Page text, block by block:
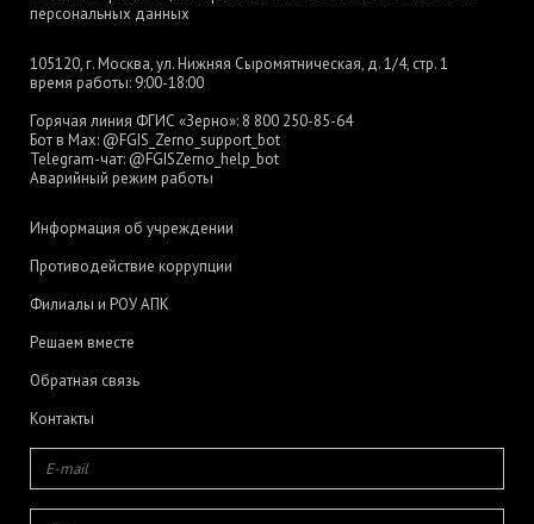
персональных данных
105120, г. Москва, ул. Нижняя Сыромятническая, д. 1/4, стр. 1
время работы: 9:00-18:00
Горячая линия ФГИС «Зерно»: 8 800 250-85-64
Бот в Max: @FGIS_Zerno_support_bot
Telegram-чат: @FGISZerno_help_bot
Аварийный режим работы
Информация об учреждении
Противодействие коррупции
Филиалы и РОУ АПК
Решаем вместе
Обратная связь
Контакты